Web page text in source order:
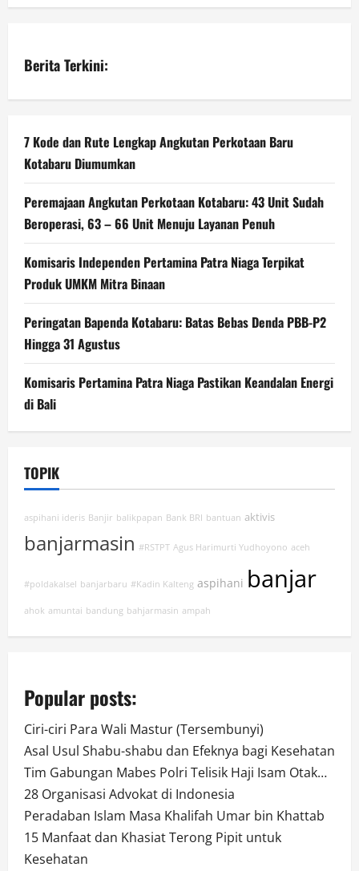
Berita Terkini:
7 Kode dan Rute Lengkap Angkutan Perkotaan Baru
Kotabaru Diumumkan
Peremajaan Angkutan Perkotaan Kotabaru: 43 Unit Sudah
Beroperasi, 63 – 66 Unit Menuju Layanan Penuh
Komisaris Independen Pertamina Patra Niaga Terpikat
Produk UMKM Mitra Binaan
Peringatan Bapenda Kotabaru: Batas Bebas Denda PBB-P2
Hingga 31 Agustus
Komisaris Pertamina Patra Niaga Pastikan Keandalan Energi
di Bali
TOPIK
aspihani ideris Banjir balikpapan Bank BRI bantuan aktivis
banjarmasin #RSTPT Agus Harimurti Yudhoyono aceh
#poldakalsel banjarbaru #Kadin Kalteng aspihani banjar
ahok amuntai bandung bahjarmasin ampah
Popular posts:
Ciri-ciri Para Wali Mastur (Tersembunyi)
Asal Usul Shabu-shabu dan Efeknya bagi Kesehatan
Tim Gabungan Mabes Polri Telisik Haji Isam Otak…
28 Organisasi Advokat di Indonesia
Peradaban Islam Masa Khalifah Umar bin Khattab
15 Manfaat dan Khasiat Terong Pipit untuk
Kesehatan